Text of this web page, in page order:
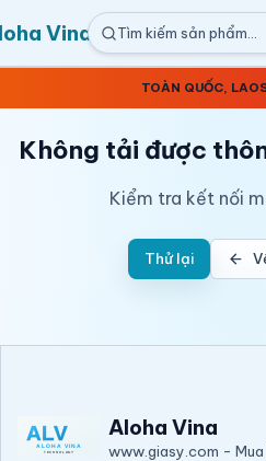
Bỏ qua nội dung
💰 GIÁ RẺ NHẤT THỊ TRƯỜNG - 🔥
ĐẾN 50% CHO DOANH NGHIỆP—
TOÀN QUỐC,
Nhảy tới nội dung chính
Vina Tìm kiếm sản phẩm…
Không tải được
Kiểm tra kết nối
Thử lại
Aloha Vina
www.giasy.com -